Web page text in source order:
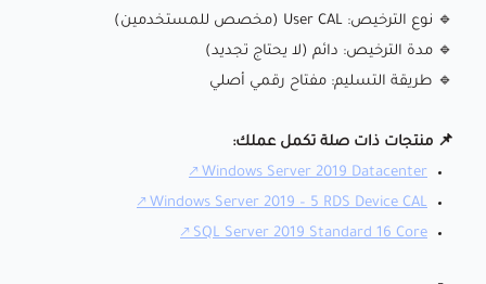
🔹 نوع الترخيص: User CAL (مخصص للمستخدمين)
🔹 مدة الترخيص: دائم (لا يحتاج تجديد)
🔹 طريقة التسليم: مفتاح رقمي أصلي
📌 منتجات ذات صلة تكمل عملك:
Windows Server 2019 Datacenter
Windows Server 2019 – 5 RDS Device CAL
SQL Server 2019 Standard 16 Core